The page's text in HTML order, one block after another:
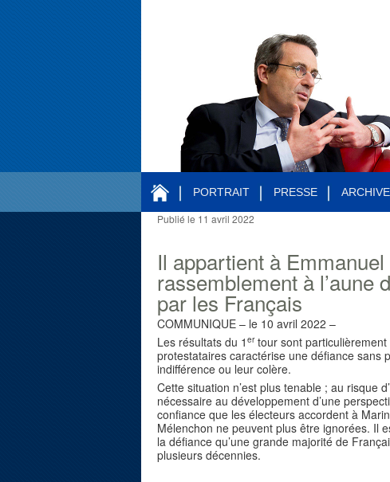
PORTRAIT PRESSE
Il appartient à
rassemblement à l’aune
par les Français
Publié le 11 avril 2022
COMMUNIQUE – le 10 avril 2022 –
Les résultats du 1 ertour sont particulièrement
protestataires caractérise une défiance sans
indifférence ou leur colère.
Cette situation n’est plus tenable ; au risque
nécessaire au développement d’une
confiance que les électeurs accordent à
Mélenchon ne peuvent plus être ignorées. Il
la défiance qu’une grande majorité de
plusieurs décennies.